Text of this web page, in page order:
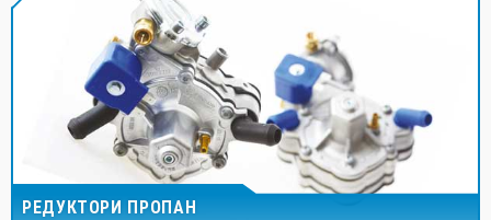
РЕДУКТОРИ ПРОПАН